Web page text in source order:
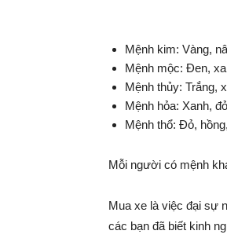
Mệnh kim: Vàng,
Mệnh mộc: Đen,
Mệnh thủy: Trắng,
Mệnh hỏa: Xanh,
Mệnh thổ: Đỏ,
Mỗi người có mệnh
Mua xe là việc đại sự
các bạn đã biết kinh